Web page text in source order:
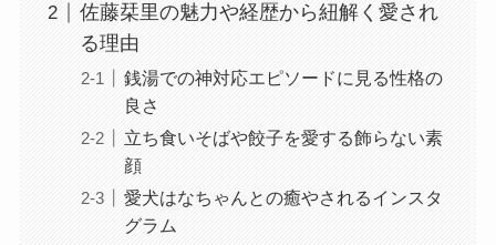
佐藤栞里の魅力や経歴から紐解く愛され
る理由
銭湯での神対応エピソードに見る性格の
良さ
立ち食いそばや餃子を愛する飾らない素
顔
愛犬はなちゃんとの癒やされるインスタ
グラム